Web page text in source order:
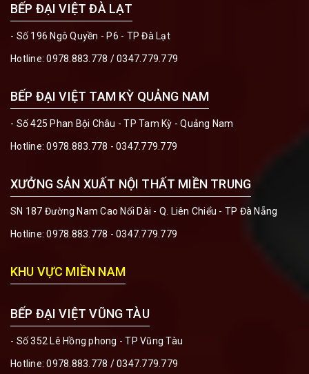
BẾP ĐẠI VIỆT ĐÀ LẠT
- Số 196 Ngô Quyền - P6 - TP Đà Lạt
Hotline:0978.883.778 /0347.779.779
BẾP ĐẠI VIỆT TAM KỲ QUẢNG NAM
- Số 425 Phan Bội Châu - TP Tam Kỳ - Quảng Nam
Hotline:0978.883.778 - 0347.779.779
XƯỞNG SẢN XUẤT NỘI THẤT MIỀN TRUNG
SN 187 Đường Nam Cao Nối Dài - Q. Liên Chiểu - TP Đà Nẵng
Hotline:0978.883.778 - 0347.779.779
KHU VỰC MIỀN NAM
BẾP ĐẠI VIỆT VŨNG TÀU
- Số 352 Lê Hồng phong - TP Vũng Tàu
Hotline:0978.883.778 / 0347.779.779